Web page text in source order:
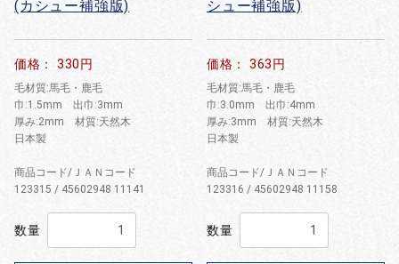
(カシュー補強版)
価格： 330円
毛材質:馬毛・鹿毛
巾:1.5mm 出巾:3mm
厚み:2mm 材質:天然木
日本製
商品コード/ＪＡＮコード
123315 / 45602948 11141
数量
シュー補強版)
価格： 363円
毛材質:馬毛・鹿毛
巾:3.0mm 出巾:4mm
厚み:3mm 材質:天然木
日本製
商品コード/ＪＡＮコード
123316 / 45602948 11158
数量